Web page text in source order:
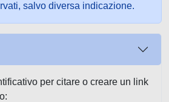
salvo diversa indicazione.
per citare o creare un link